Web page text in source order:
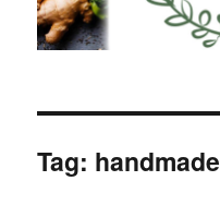
Tag: handmade